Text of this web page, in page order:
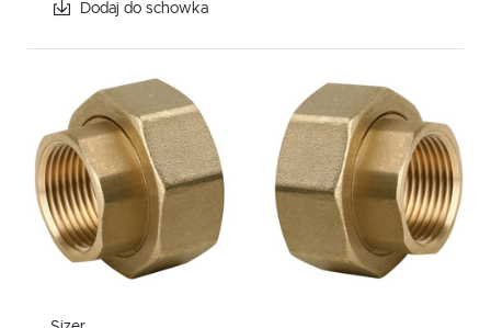
Dlaczego warto wybrać nasze
akcesoria do pomp?
Wybierającakcesoria do pomp CO CWUz naszej oferty,
zyskują Państwo gwarancję najwyższej jakości. Nasze
produkty pochodzą od zaufanych producentów, co pozwala
na bezproblemową integrację z różnymi systemami
grzewczymi. Oferowane przez nas elementy charakteryzują
się wyjątkową trwałością, co przekłada się na ich trwałość i
niezawodność w codziennym użytkowaniu. Elastyczność w
dopasowaniu produktów do specyficznych potrzeb klienta to
Dodaj do schowka